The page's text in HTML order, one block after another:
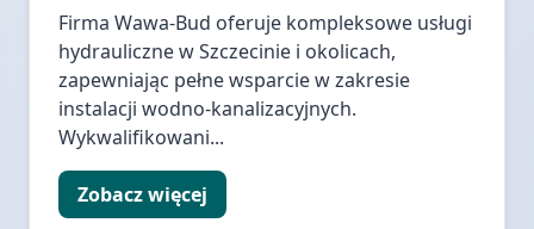
Firma Wawa-Bud oferuje kompleksowe usługi
hydrauliczne w Szczecinie i okolicach,
zapewniając pełne wsparcie w zakresie
instalacji wodno-kanalizacyjnych.
Wykwalifikowani...
Zobacz więcej